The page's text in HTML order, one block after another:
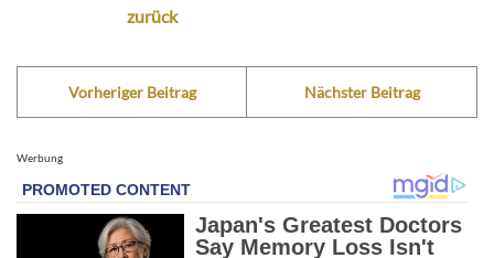
zurück
Vorheriger Beitrag Nächster Beitrag
Werbung